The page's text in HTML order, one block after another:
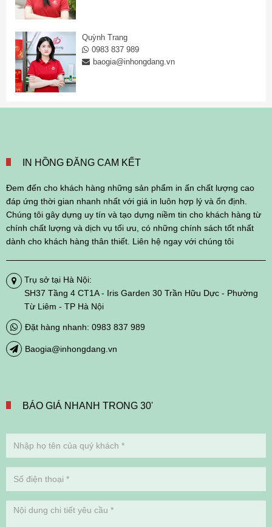
Quỳnh Trang
0983 837 989
baogia@inhongdang.vn
IN HỒNG ĐĂNG CAM KẾT
Đem đến cho khách hàng những sản phẩm in ấn chất lượng cao
đáp ứng thời gian nhanh nhất với giá in luôn hợp lý và ổn định.
Chúng tôi gây dựng uy tín và tạo dựng niềm tin cho khách hàng từ
chính chất lượng và dịch vụ tối ưu, có những chính sách tốt nhất
dành cho khách hàng thân thiết. Liên hệ ngay với chúng tôi
Trụ sở tại Hà Nội:
SH37 Tầng 4 CT1A - Iris Garden 30 Trần Hữu Dực - Phường
Từ Liêm - TP Hà Nội
Đặt hàng nhanh: 0983 837 989
Baogia@inhongdang.vn
BÁO GIÁ NHANH TRONG 30'